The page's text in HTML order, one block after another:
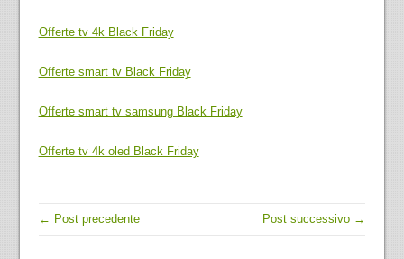
Offerte tv 4k Black Friday
Offerte smart tv Black Friday
Offerte smart tv samsung Black Friday
Offerte tv 4k oled Black Friday
← Post precedente Post successivo →